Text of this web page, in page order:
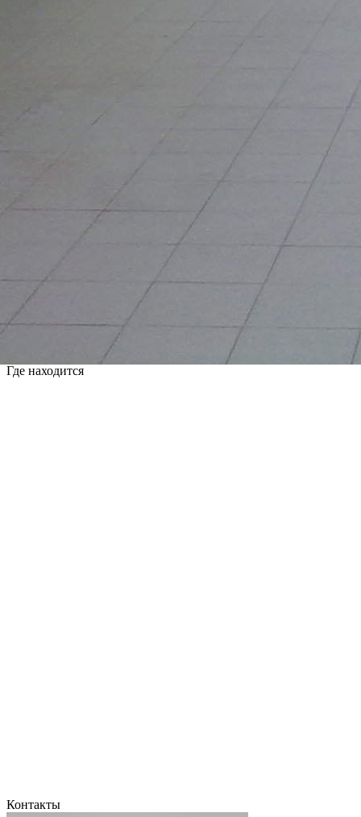
регистрационной палате. &bull; Возможность бесплатного
пользования внутренней автостоянкой для служебных машин
ремонта, присутствует вся инфраструктура; &bull; Стоимость
аренды - 800 руб./кв.м. В стоимость аренды входит стоимость
отопления, воды, канализации, вывоз мусора. Электроэнергия
оплачивается по индивидуальному электросчетчику
Предлагаемое в аренду помещение находится на первой
линии домов в месте с большим пешеходным трафиком,
непосредственно расположено в здании ТК &laquo;Верхний
рынок&raquo; (общая площадь 2200кв.м.) , с отдельным
входом на второй этаж с фасада. На первом этаже ТК
размещаются продовольственные ряды, федеральные
торговые сети &laquo;Магнит&raquo;, &laquo;Fix price&raquo;,
&laquo;Санги Стиль&raquo;. Дополнительную информацию
можно получить по телефону: (8452) 27-70-49; 927-277-82-99;
Где находится
Контакты